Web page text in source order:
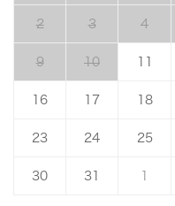
2 3 4
9 10
16 17 18
23 24 25
30 31